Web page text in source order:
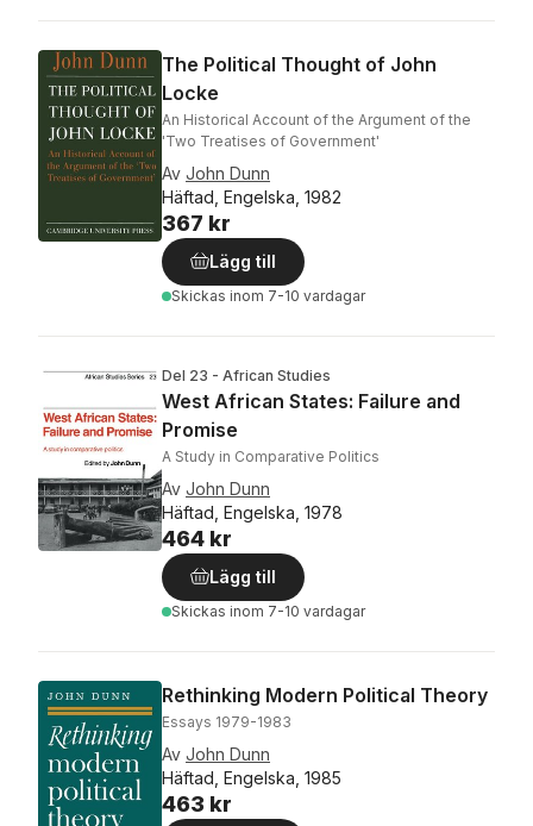
The Political Thought of John
Locke
An Historical Account of the Argument of the
'Two Treatises of Government'
Av John Dunn
Häftad, Engelska, 1982
367 kr
Lägg till
Skickas inom 7-10 vardagar
Del 23 - African Studies
West African States: Failure and
Promise
A Study in Comparative Politics
Av John Dunn
Häftad, Engelska, 1978
464 kr
Lägg till
Skickas inom 7-10 vardagar
Rethinking Modern Political Theory
Essays 1979-1983
Av John Dunn
Häftad, Engelska, 1985
463 kr